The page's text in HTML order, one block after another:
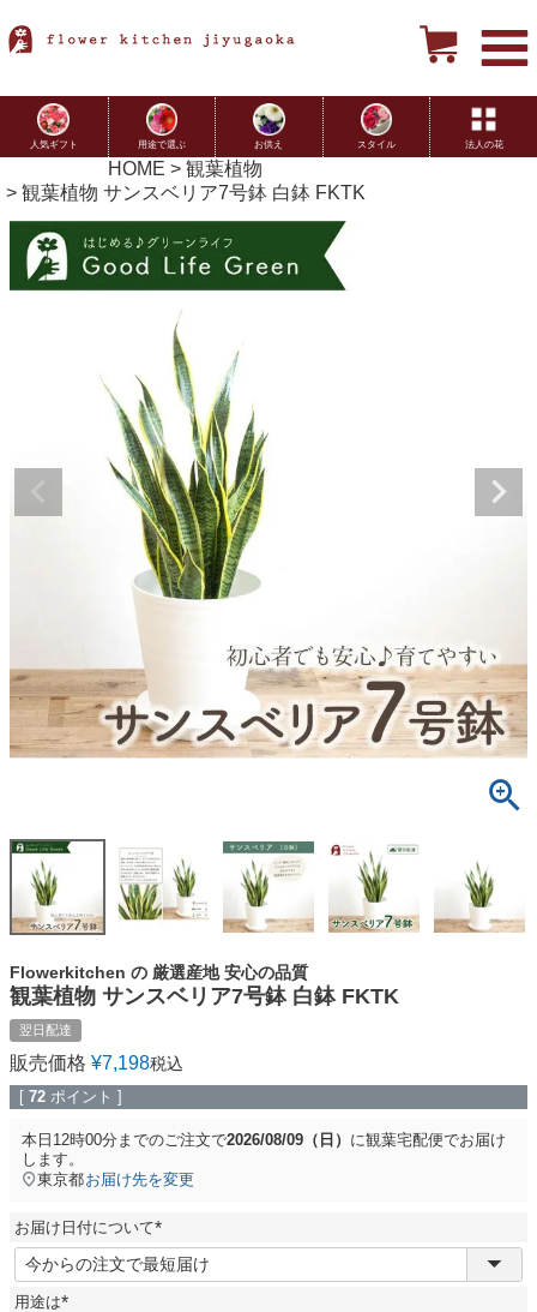
人気ギフト 用途で選ぶ お供え スタイル 法人の花
HOME
観葉植物
観葉植物 サンスベリア7号鉢 白鉢 FKTK
Flowerkitchen の 厳選産地 安心の品質
観葉植物 サンスベリア7号鉢 白鉢 FKTK
翌日配達
販売価格 ¥7,198税込
[ 72 ポイント ]
本日 12時00分 までのご注文で2026/08/09（日） に観葉宅配便でお届け
します。
東京都お届け先を変更
お届け日付について
(
必
須
用途は